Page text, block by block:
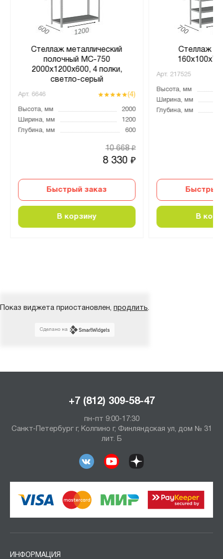
Стеллаж металлический
полочный МС-750
2000х1200х600, 4 полки,
светло-серый
Арт. 6646 (4)
Высота, мм
2000
Ширина, мм
1200
Глубина, мм
600
8 330₽
10 668₽
Быстрый заказ
В корзину
Стеллаж
Арт. 217525
Высота, мм
Ширина, мм
Глубина, мм
Быстрый
В
Показ виджета приостановлен, продлить.
Сделано на
+7 (812) 309-58-47
пн-пт 9:00-17:30
Санкт-Петербург г, Колпино г, Финляндская ул, дом № 31
лит. Б
ИНФОРМАЦИЯ